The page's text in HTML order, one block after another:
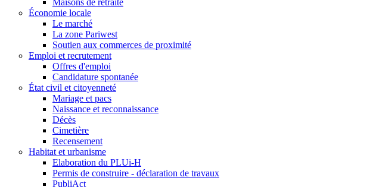
Maisons de retraite
Économie locale
Le marché
La zone Pariwest
Soutien aux commerces de proximité
Emploi et recrutement
Offres d'emploi
Candidature spontanée
État civil et citoyenneté
Mariage et pacs
Naissance et reconnaissance
Décès
Cimetière
Recensement
Habitat et urbanisme
Elaboration du PLUi-H
Permis de construire - déclaration de travaux
PubliAct